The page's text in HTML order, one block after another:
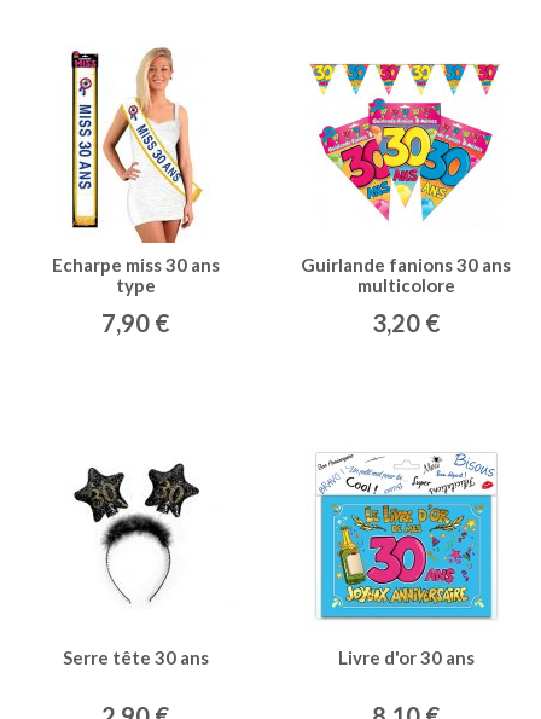
Echarpe miss 30 ans
type
7,90 €
Guirlande fanions 30 ans
multicolore
3,20 €
Serre tête 30 ans Livre d'or 30 ans